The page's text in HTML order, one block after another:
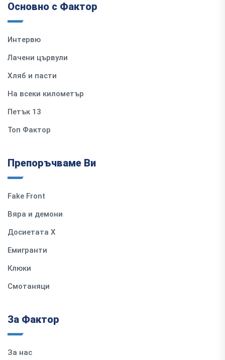
Основно с Фактор
Интервю
Лачени цървули
Хляб и пасти
На всеки километър
Петък 13
Топ Фактор
Препоръчваме Ви
Fake Front
Вяра и демони
Досиетата Х
Емигранти
Клюки
Смотаняци
За Фактор
За нас